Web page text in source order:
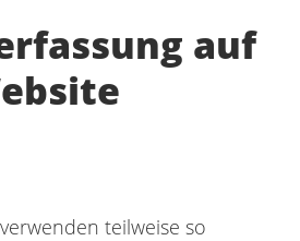
auf
teilweise so